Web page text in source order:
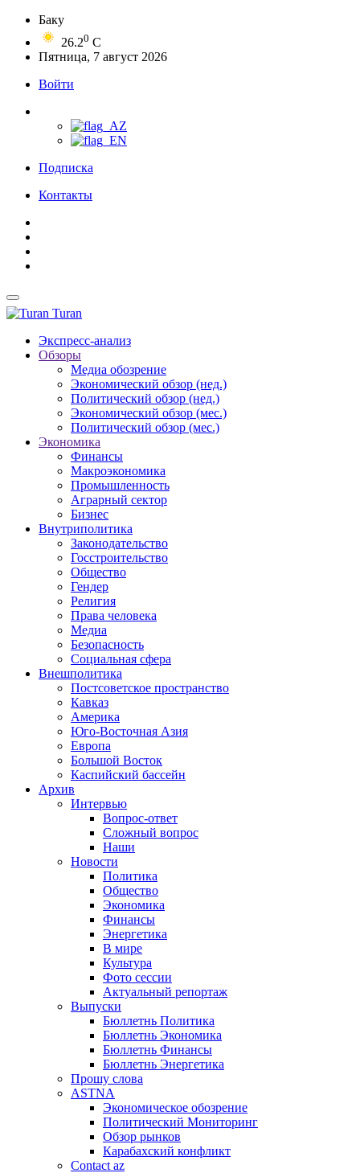
Баку
26.20 C
Пятница, 7 август 2026
Войти
Подписка
Контакты
Turan
Экспресс-анализ
Обзоры
Медиа обозрение
Экономический обзор (нед.)
Политический обзор (нед.)
Экономический обзор (мес.)
Политический обзор (мес.)
Экономика
Финансы
Макроэкономика
Промышленность
Аграрный сектор
Бизнес
Внутриполитика
Законодательство
Госстроительство
Общество
Гендер
Религия
Права человека
Медиа
Безопасность
Социальная сфера
Внешполитика
Постсоветское пространство
Кавказ
Америка
Юго-Восточная Азия
Европа
Большой Восток
Каспийский бассейн
Архив
Интервью
Вопрос-ответ
Сложный вопрос
Наши
Новости
Политика
Общество
Экономика
Финансы
Энергетика
В мире
Культура
Фото сессии
Актуальный репортаж
Выпуски
Бюллетнь Политика
Бюллетнь Экономика
Бюллетнь Финансы
Бюллетнь Энергетика
Прошу слова
ASTNA
Экономическое обозрение
Политический Мониторинг
Обзор рынков
Карабахский конфликт
Contact az